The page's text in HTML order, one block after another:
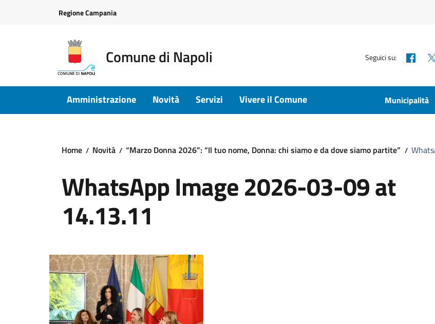
Regione Campania
Comune di Napoli Seguici su:
Amministrazione Novità Servizi Vivere il Comune Municipalità
Home Novità “Marzo Donna 2026”: “Il tuo nome, Donna: chi siamo e da dove siamo partite”
WhatsApp Image 2026-03-09 at
14.13.11